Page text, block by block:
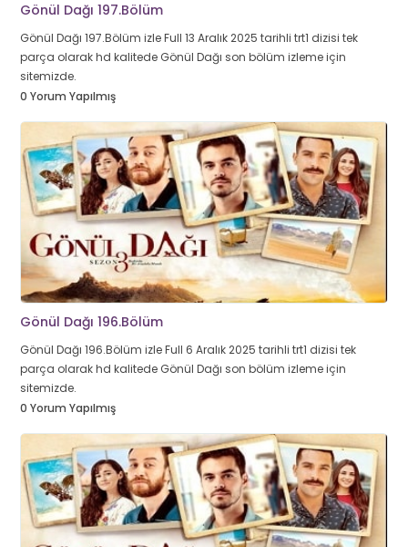
Gönül Dağı 197.Bölüm
Gönül Dağı 197.Bölüm izle Full 13 Aralık 2025 tarihli trt1 dizisi tek
parça olarak hd kalitede Gönül Dağı son bölüm izleme için
sitemizde.
0 Yorum Yapılmış
Gönül Dağı 196.Bölüm
Gönül Dağı 196.Bölüm izle Full 6 Aralık 2025 tarihli trt1 dizisi tek
parça olarak hd kalitede Gönül Dağı son bölüm izleme için
sitemizde.
0 Yorum Yapılmış